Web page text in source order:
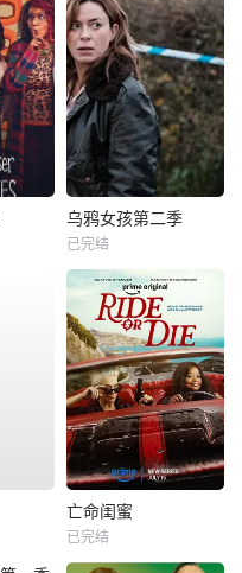
乌鸦女孩第二季
已完结
亡命闺蜜
已完结